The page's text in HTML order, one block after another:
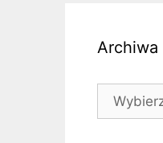
Archiwa
Archiwa